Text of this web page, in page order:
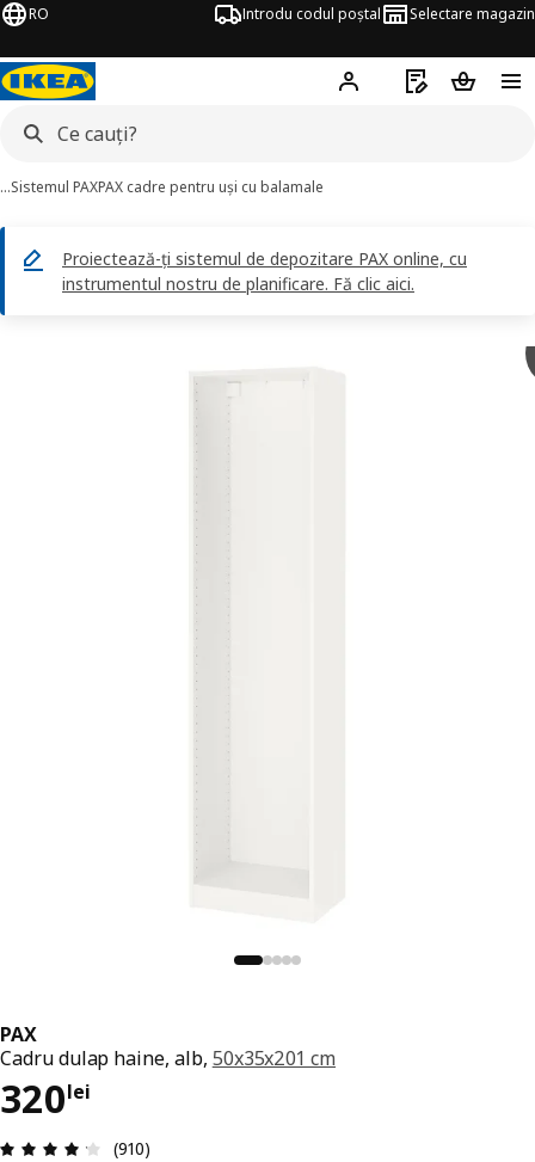
RO Introdu codul poștal Selectare magazin
Hej! Autentifică-te
Listă deCoșul de
…Sistemul PAXPAX cadre pentru uși cu balamale
Proiectează-ți sistemul de depozitare PAX online, cu
instrumentul nostru de planificare. Fă clic aici.
PAX
Cadru dulap haine, alb, 50x35x201 cm
320lei
Preț 320lei
Prezentare generală: 4.2 din 5 stele Total
(910)